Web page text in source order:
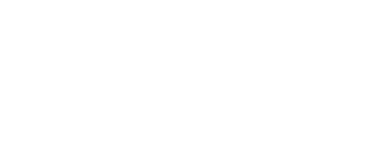
Bar Raiser
归档目录由助理维护；合同通过电子签（DocuSign/HelloSign）与自动归档；差旅/发
工作”状态与仅@/关键频道可打断；非紧急统一在11:00与17:30窗口处理；每日下午
新摘要